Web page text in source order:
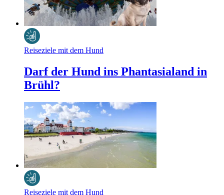
Reiseziele mit dem Hund
Darf der Hund ins Phantasialand in
Brühl?
Reiseziele mit dem Hund